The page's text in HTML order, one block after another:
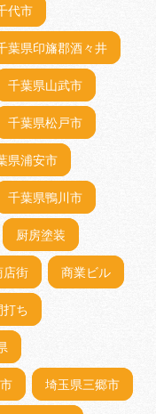
代市
葉県印旛郡酒々井
千葉県山武市
千葉県松戸市
県浦安市
千葉県鴨川市
厨房塗装
店街 商業ビル
打ち
埼玉県三郷市